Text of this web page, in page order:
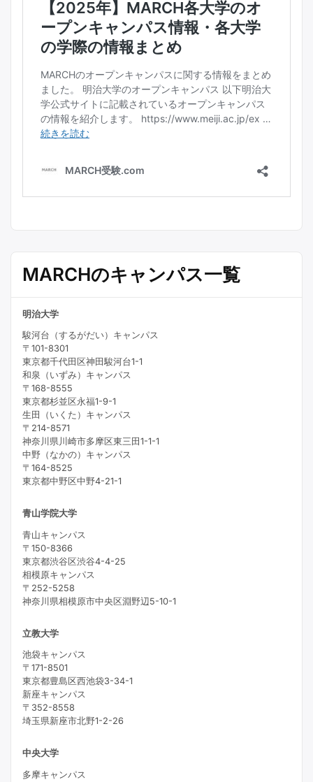
MARCHのキャンパス一覧
明治大学
駿河台（するがだい）キャンパス
〒101-8301
東京都千代田区神田駿河台1-1
和泉（いずみ）キャンパス
〒168-8555
東京都杉並区永福1-9-1
生田（いくた）キャンパス
〒214-8571
神奈川県川崎市多摩区東三田1-1-1
中野（なかの）キャンパス
〒164-8525
東京都中野区中野4-21-1
青山学院大学
青山キャンパス
〒150-8366
東京都渋谷区渋谷4-4-25
相模原キャンパス
〒252-5258
神奈川県相模原市中央区淵野辺5-10-1
立教大学
池袋キャンパス
〒171-8501
東京都豊島区西池袋3-34-1
新座キャンパス
〒352-8558
埼玉県新座市北野1-2-26
中央大学
多摩キャンパス